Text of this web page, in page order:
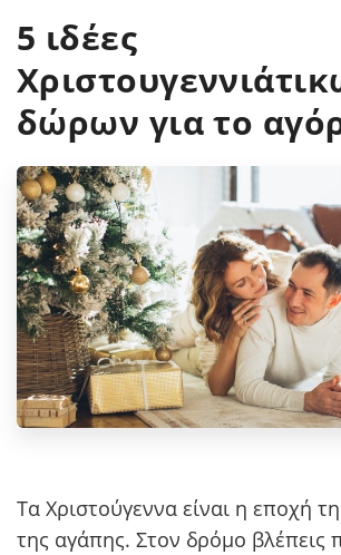
5 ιδέες
δώρων για το
Τα Χριστούγεννα είναι η εποχή
της αγάπης. Στον δρόμο βλέπεις